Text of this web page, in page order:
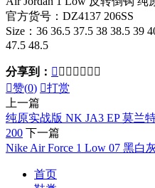
官方货号：DZ4137 206SS
Size：36 36.5 37.5 38 38.5 39
47.5 48.5
分享到：       
赞(0) 打赏
上一篇
纯原实战版 NK JA3 EP 莫兰
200 下一篇
Nike Air Force 1 Low 07 黑白
首页